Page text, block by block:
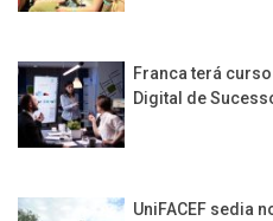
Franca terá
Digital de
UniFACEF sedia